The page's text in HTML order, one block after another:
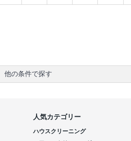
他の条件で探す
人気カテゴリー
ハウスクリーニング